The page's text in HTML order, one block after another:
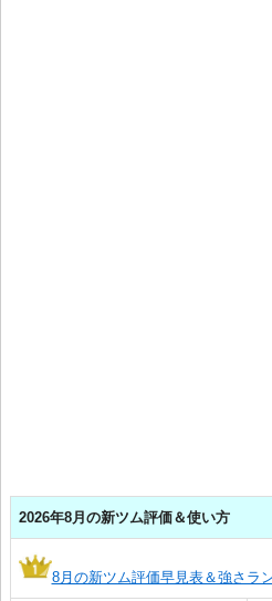
2026年8月の新ツム評価＆使い方
8月の新ツム評価早見表＆強さラ